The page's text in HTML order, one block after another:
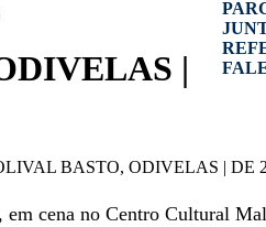
|
BASTO, ODIVELAS | DE
cena no Centro Cultural